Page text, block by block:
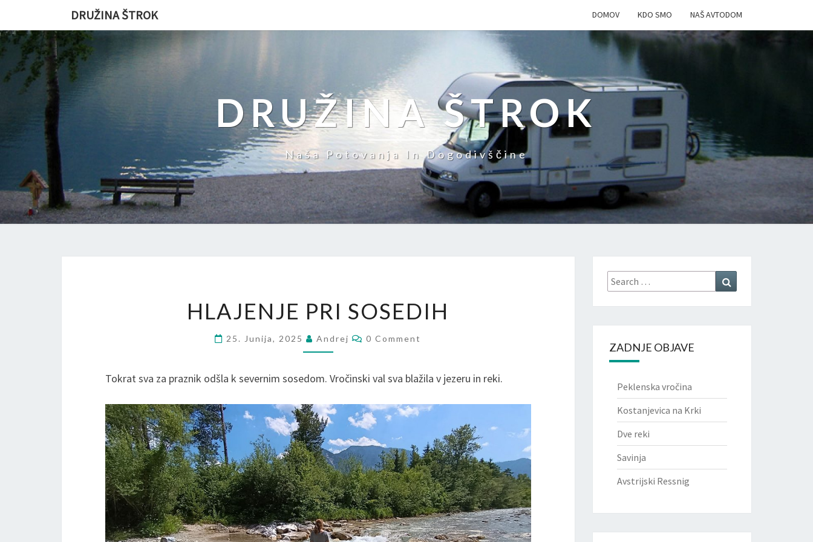
DRUŽINA ŠTROK DOMOV KDO SMO NAŠ AVTODOM
DRUŽINA ŠTROK
Naša Potovanja In Dogodivščine
HLAJENJE PRI SOSEDIH
25. Junija, 2025 Andrej 0 Comment
Tokrat sva za praznik odšla k severnim sosedom. Vročinski val sva blažila v jezeru in reki.
ZADNJE OBJAVE
Peklenska vročina
Kostanjevica na Krki
Dve reki
Savinja
Avstrijski Ressnig